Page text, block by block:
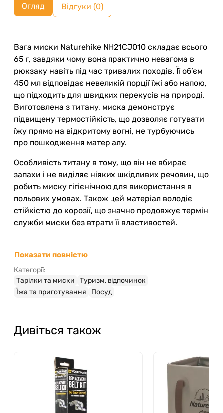
Огляд Відгуки (0)
Вага миски Naturehike NH21CJ010 складає всього
65 г, завдяки чому вона практично невагома в
рюкзаку навіть під час тривалих походів. Її об’єм
450 мл відповідає невеликій порції їжі або напою,
що підходить для швидких перекусів на природі.
Виготовлена з титану, миска демонструє
підвищену термостійкість, що дозволяє готувати
їжу прямо на відкритому вогні, не турбуючись
про пошкодження матеріалу.
Особливість титану в тому, що він не вбирає
запахи і не виділяє ніяких шкідливих речовин, що
робить миску гігієнічною для використання в
польових умовах. Також цей матеріал володіє
стійкістю до корозії, що значно продовжує термін
служби миски без втрати її властивостей.
Миска титанова Naturehike
NH21CJ010 – продуманий
аксесуар для ваших пригод
її зберігання під час приготування їжі або
наплічнику. У комплекті з мискою йде сітчастий
чохол, який захищає посуд від пошкоджень і
зручний для компактного пакування.
Основні характеристики:
Показати повністю
Категорії:
Тарілки та миски
Туризм, відпочинок
Їжа та приготування
Посуд
Дивіться також